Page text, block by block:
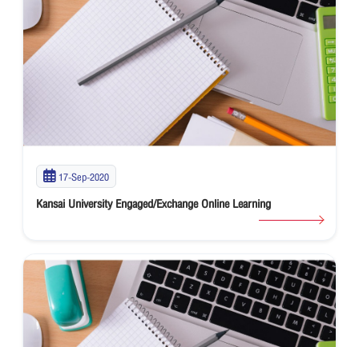
17-Sep-2020
Kansai University Engaged/Exchange Online Learning